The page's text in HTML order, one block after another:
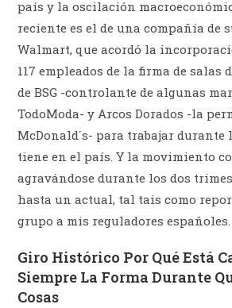
país y la oscilación
reciente es el de una compañía de
Walmart, que acordó la
117 empleados de la firma de salas
de BSG -controlante de algunas
TodoModa- y Arcos Dorados -la
McDonald´s- para trabajar durante
tiene en el país. Y la movimiento
agravándose durante los dos
hasta un actual, tal tais como
grupo a mis reguladores españoles.
Giro Histórico Por Qué Está
Siempre La Forma Durante
Cosas